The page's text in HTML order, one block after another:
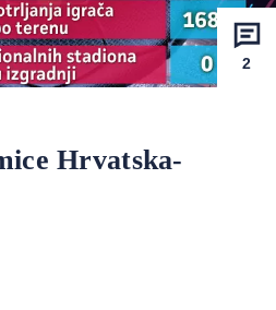
2
Hrvatska-